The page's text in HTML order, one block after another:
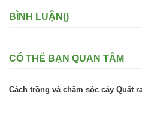
BÌNH LUẬN()
CÓ THỂ BẠN QUAN TÂM
Cách trồng và chăm sóc cây Quất